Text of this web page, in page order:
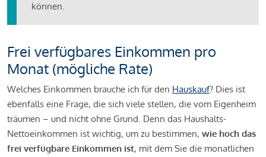
können.
Frei verfügbares Einkommen pro
Monat (mögliche Rate)
Welches Einkommen brauche ich für den Hauskauf? Dies ist
ebenfalls eine Frage, die sich viele stellen, die vom Eigenheim
träumen – und nicht ohne Grund. Denn das Haushalts-
Nettoeinkommen ist wichtig, um zu bestimmen, wie hoch das
frei verfügbare Einkommen ist, mit dem Sie die monatlichen